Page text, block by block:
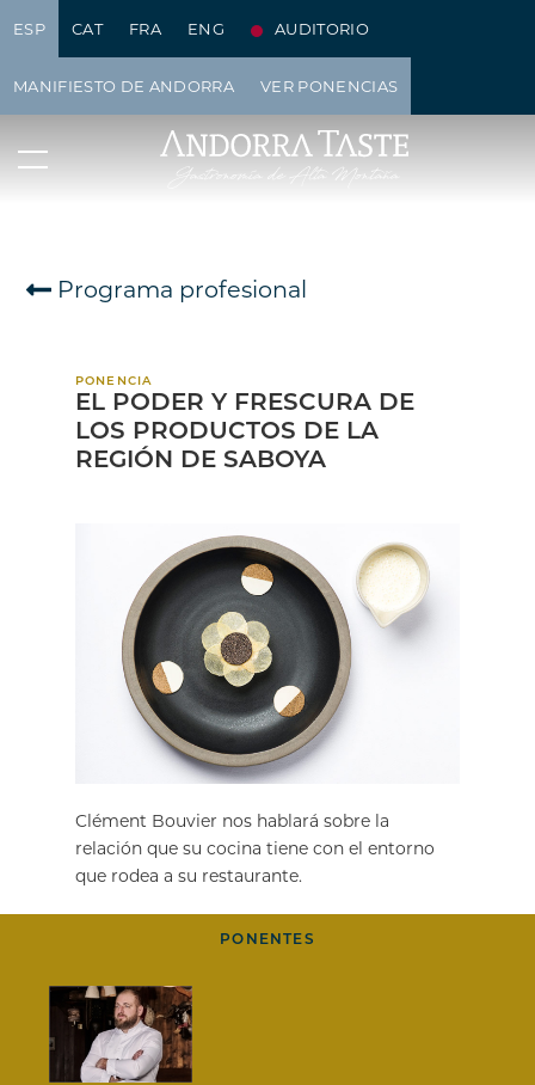
ESP CAT FRA ENG AUDITORIO
MANIFIESTO DE ANDORRA VER PONENCIAS
Programa profesional
PONENCIA
EL PODER Y FRESCURA DE
LOS PRODUCTOS DE LA
REGIÓN DE SABOYA
Clément Bouvier nos hablará sobre la
relación que su cocina tiene con el entorno
que rodea a su restaurante.
PONENTES